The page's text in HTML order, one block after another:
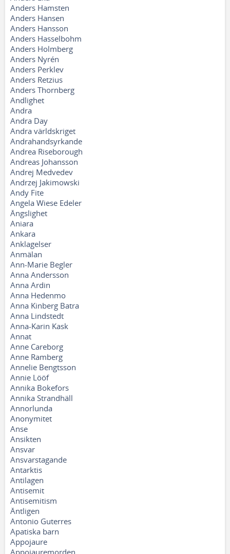
Anders Hamsten
Anders Hansen
Anders Hansson
Anders Hasselbohm
Anders Holmberg
Anders Nyrén
Anders Perklev
Anders Retzius
Anders Thornberg
Andlighet
Andra
Andra Day
Andra världskriget
Andrahandsyrkande
Andrea Riseborough
Andreas Johansson
Andrej Medvedev
Andrzej Jakimowski
Andy Fite
Angela Wiese Edeler
Ängslighet
Aniara
Ankara
Anklagelser
Anmälan
Ann-Marie Begler
Anna Andersson
Anna Ardin
Anna Hedenmo
Anna Kinberg Batra
Anna Lindstedt
Anna-Karin Kask
Annat
Anne Careborg
Anne Ramberg
Annelie Bengtsson
Annie Lööf
Annika Bokefors
Annika Strandhäll
Annorlunda
Anonymitet
Anse
Ansikten
Ansvar
Ansvarstagande
Antarktis
Antilagen
Antisemit
Antisemitism
Äntligen
Antonio Guterres
Apatiska barn
Appojaure
Appojauremorden